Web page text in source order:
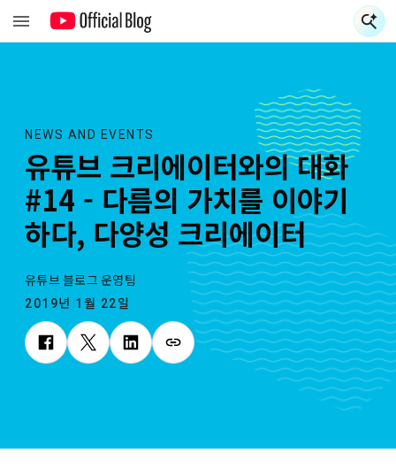
NEWS AND EVENTS
유튜브 크리에이터와의 대화
#14 - 다름의 가치를 이야기
하다, 다양성 크리에이터
유튜브 블로그 운영팀
2019년 1월 22일